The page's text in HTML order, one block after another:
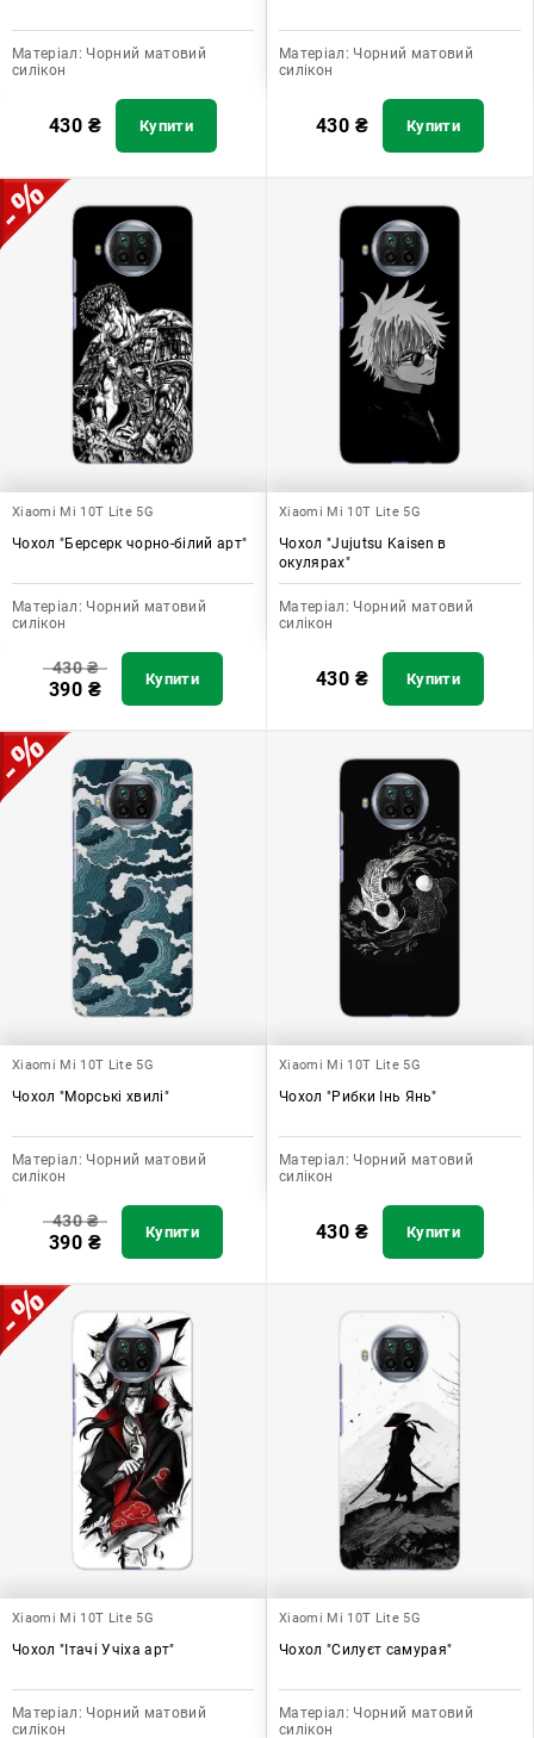
Матеріал: Чорний матовий
силікон
430 ₴ Купити
Матеріал: Чорний матовий
силікон
430 ₴ Купити
Xiaomi Mi 10T Lite 5G
Чохол "Берсерк чорно-білий арт"
Матеріал: Чорний матовий
силікон
430₴
390 ₴ Купити
Xiaomi Mi 10T Lite 5G
Чохол "Jujutsu Kaisen в
окулярах"
Матеріал: Чорний матовий
силікон
430 ₴ Купити
Xiaomi Mi 10T Lite 5G
Чохол "Морські хвилі"
Матеріал: Чорний матовий
силікон
430₴
390 ₴ Купити
Xiaomi Mi 10T Lite 5G
Чохол "Рибки Інь Янь"
Матеріал: Чорний матовий
силікон
430 ₴ Купити
Xiaomi Mi 10T Lite 5G
Чохол "Ітачі Учіха арт"
Матеріал: Чорний матовий
силікон
Xiaomi Mi 10T Lite 5G
Чохол "Силуєт самурая"
Матеріал: Чорний матовий
силікон